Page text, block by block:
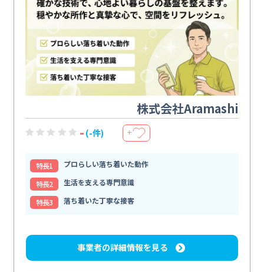
株式会社Aramashi
- (-件) ＋
特⻑1
プロらしい落ち着いた動作
特⻑2
生活を支える専門意識
特⻑3
落ち着いた丁寧な接客
事業者の詳細情報を見る